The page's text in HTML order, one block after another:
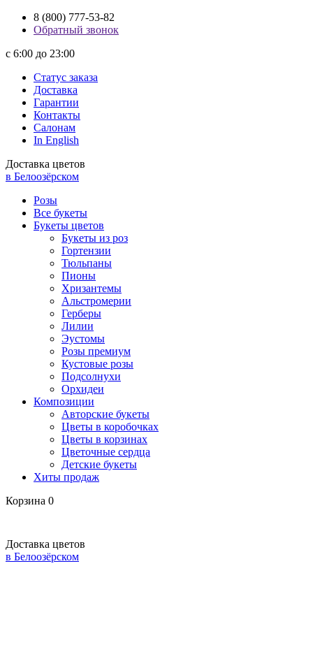
8 (800) 777-53-82
Обратный звонок
с 6:00 до 23:00
Статус заказа
Доставка
Гарантии
Контакты
Салонам
In English
Доставка цветов
в Белоозёрском
Розы
Все букеты
Букеты цветов
Букеты из роз
Гортензии
Тюльпаны
Пионы
Хризантемы
Альстромерии
Герберы
Лилии
Эустомы
Розы премиум
Кустовые розы
Подсолнухи
Орхидеи
Композиции
Авторские букеты
Цветы в коробочках
Цветы в корзинах
Цветочные сердца
Детские букеты
Хиты продаж
Корзина 0
Доставка цветов
в Белоозёрском